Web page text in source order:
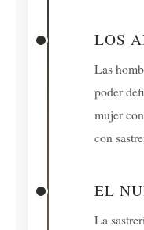
LOS
Las
poder
mujer
con
EL
La